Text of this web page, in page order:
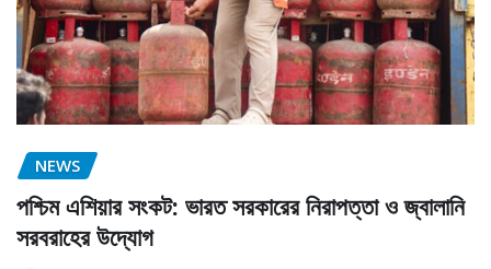
NEWS
পশ্চিম এশিয়ার সংকট: ভারত সরকারের নিরাপত্তা ও জ্বালানি
সরবরাহের উদ্যোগ